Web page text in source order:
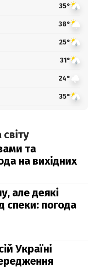
35°
38°
25°
31°
24°
35°
та
на вихідних
але деякі
спеки: погода
Україні